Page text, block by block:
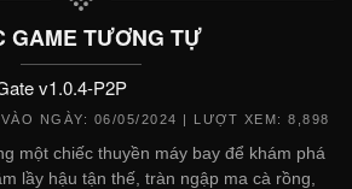
GAME TƯƠNG TỰ
v1.0.4-P2P
NGÀY: 06/05/2024 | LƯỢT XEM: 8,898
một chiếc thuyền máy bay để khám phá
lầy hậu tận thế, tràn ngập ma cà rồng,